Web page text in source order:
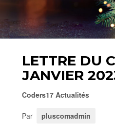
LETTRE DU
JANVIER
Coders17 Actualités
Par pluscomadmin